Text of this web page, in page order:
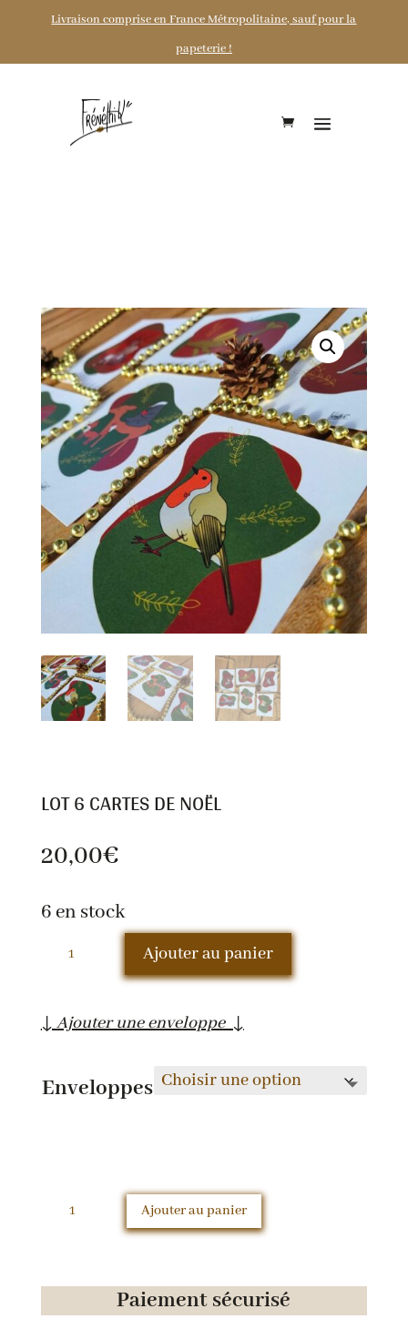
Livraison comprise en France Métropolitaine, sauf pour la
papeterie !
LOT 6 CARTES DE NOËL
20,00€
6 en stock
quantité
6
de
Ajouter au panier
↓ Ajouter une enveloppe ↓
Enveloppes
Ajouter au panier
Paiement sécurisé